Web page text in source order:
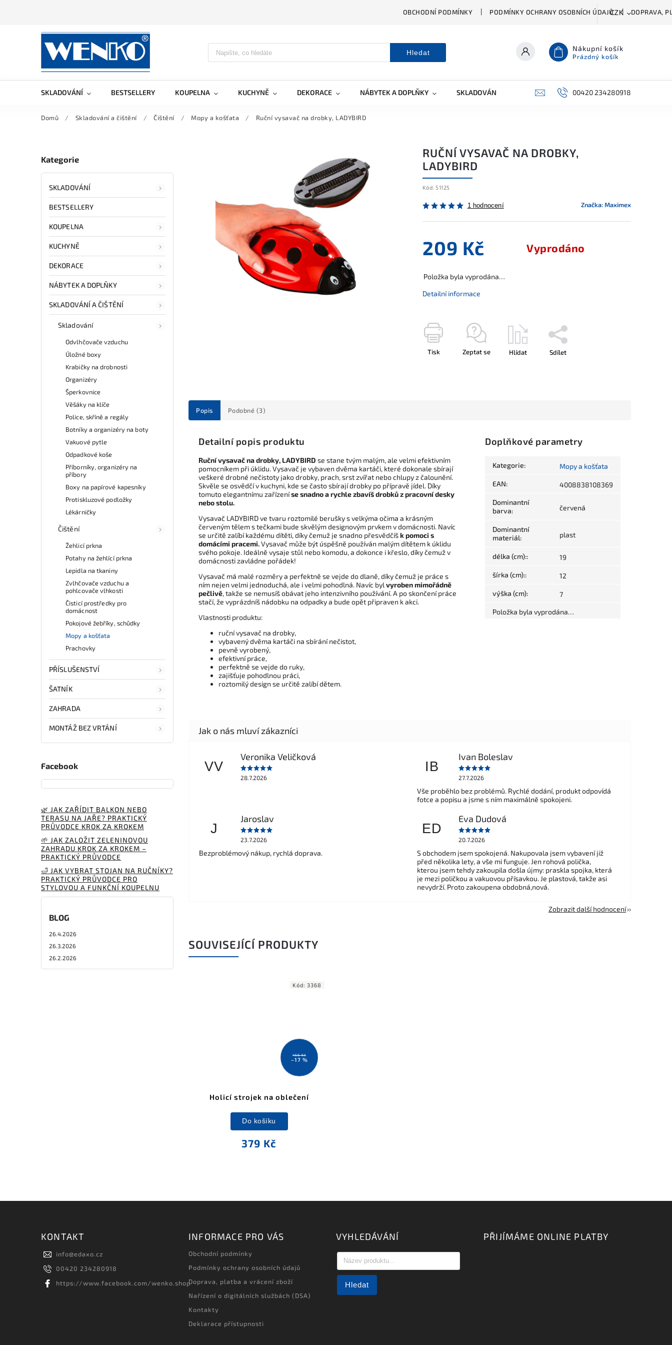
OBCHODNÍ PODMÍNKY PODMÍNKY OCHRANY OSOBNÍCH ÚDAJŮ DOPRAVA,
CZK
Hledat Nákupní košík
Prázdný košík
SKLADOVÁNÍ BESTSELLERY KOUPELNA KUCHYNĚ DEKORACE NÁBYTEK A DOPLŇKY SKLADOVÁNÍ A ČIŠTĚNÍ PŘÍSLUŠENSTVÍ
00420 234280918
Domů / Skladování a čištění / Čištění / Mopy a košťata / Ruční vysavač na drobky, LADYBIRD
Kategorie
SKLADOVÁNÍ
BESTSELLERY
KOUPELNA
KUCHYNĚ
DEKORACE
NÁBYTEK A DOPLŇKY
SKLADOVÁNÍ A ČIŠTĚNÍ
Skladování
Odvlhčovače vzduchu
Úložné boxy
Krabičky na drobnosti
Organizéry
Šperkovnice
Věšáky na klíče
Police, skříně a regály
Botníky a organizéry na boty
Vakuové pytle
Odpadkové koše
Příborníky, organizéry na
příbory
Boxy na papírové kapesníky
Protiskluzové podložky
Lékárničky
Čištění
Žehlicí prkna
Potahy na žehlící prkna
Lepidla na tkaniny
Zvlhčovače vzduchu a
pohlcovače vlhkosti
Čisticí prostředky pro
domácnost
Pokojové žebříky, schůdky
Mopy a košťata
Prachovky
PŘÍSLUŠENSTVÍ
ŠATNÍK
ZAHRADA
MONTÁŽ BEZ VRTÁNÍ
Facebook
🌿 JAK ZAŘÍDIT BALKON NEBO
TERASU NA JAŘE? PRAKTICKÝ
PRŮVODCE KROK ZA KROKEM
🌱 JAK ZALOŽIT ZELENINOVOU
ZAHRADU KROK ZA KROKEM –
PRAKTICKÝ PRŮVODCE
🛁 JAK VYBRAT STOJAN NA RUČNÍKY?
PRAKTICKÝ PRŮVODCE PRO
STYLOVOU A FUNKČNÍ KOUPELNU
BLOG
26.4.2026
26.3.2026
26.2.2026
RUČNÍ VYSAVAČ NA DROBKY,
LADYBIRD
Kód: 51125
1 hodnocení Značka:Maximex
209 Kč Vyprodáno
Položka byla vyprodána…
Detailní informace
Tisk Zeptat se Hlídat Sdílet
Popis Podobné (3)
Detailní popis produktu
Ruční vysavač na drobky, LADYBIRD se stane tvým malým, ale velmi efektivním
pomocníkem při úklidu. Vysavač je vybaven dvěma kartáči, které dokonale sbírají
veškeré drobné nečistoty jako drobky, prach, srst zvířat nebo chlupy z čalounění.
Skvěle se osvědčí v kuchyni, kde se často sbírají drobky po přípravě jídel. Díky
tomuto elegantnímu zařízeníse snadno a rychle zbavíš drobků z pracovní desky
nebo stolu.
Vysavač LADYBIRD ve tvaru roztomilé berušky s velkýma očima a krásným
červeným tělem s tečkami bude skvělým designovým prvkem v domácnosti. Navíc
se určitě zalíbí každému dítěti, díky čemuž je snadno přesvědčíšk pomoci s
domácími pracemi.Vysavač může být úspěšně používán malým dítětem k úklidu
svého pokoje. Ideálně vysaje stůl nebo komodu, a dokonce i křeslo, díky čemuž v
domácnosti zavládne pořádek!
Vysavač má malé rozměry a perfektně se vejde do dlaně, díky čemuž je práce s
ním nejen velmi jednoduchá, ale i velmi pohodlná. Navíc byl vyroben mimořádně
pečlivě, takže se nemusíš obávat jeho intenzivního používání. A po skončení práce
stačí, že vyprázdníš nádobku na odpadky a bude opět připraven k akci.
Vlastnosti produktu:
ruční vysavač na drobky,
vybavený dvěma kartáči na sbírání nečistot,
pevně vyrobený,
efektivní práce,
perfektně se vejde do ruky,
zajišťuje pohodlnou práci,
roztomilý design se určitě zalíbí dětem.
Doplňkové parametry
Kategorie: Mopy a košťata
EAN: 4008838108369
Dominantní
barva: červená
Dominantní
materiál: plast
délka (cm):: 19
šírka (cm):: 12
výška (cm): 7
Položka byla vyprodána…
VV
Veronika Veličková
28.7.2026
IB
Ivan Boleslav
27.7.2026
Vše proběhlo bez problémů. Rychlé dodání, produkt odpovídá
fotce a popisu a jsme s ním maximálně spokojeni.
J
Jaroslav
23.7.2026
Bezproblémový nákup, rychlá doprava.
ED
Eva Dudová
20.7.2026
S obchodem jsem spokojená. Nakupovala jsem vybavení již
před několika lety, a vše mi funguje. Jen rohová polička,
kterou jsem tehdy zakoupila došla újmy: praskla spojka, která
je mezi poličkou a vakuovou přísavkou. Je plastová, takže asi
nevydrží. Proto zakoupena obdobná,nová.
Zobrazit další hodnocení
SOUVISEJÍCÍ PRODUKTY
459 Kč
–17 %
Holicí strojek na oblečení
379 Kč
Do košíku
Kód: 3368
KONTAKT
info@edaxo.cz
00420 234280918
https://www.facebook.com/wenko.shop
INFORMACE PRO VÁS
Obchodní podmínky
Podmínky ochrany osobních údajů
Doprava, platba a vrácení zboží
Nařízení o digitálních službách (DSA)
Kontakty
Deklarace přístupnosti
VYHLEDÁVÁNÍ
Hledat
PŘIJÍMÁME ONLINE PLATBY